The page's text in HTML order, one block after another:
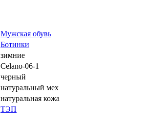
Мужская обувь
Ботинки
зимние
Celano-06-1
черный
натуральный мех
натуральная кожа
ТЭП